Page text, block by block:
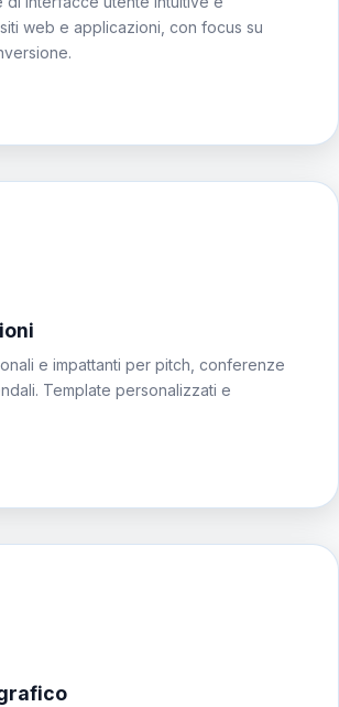
web e applicazioni, con focus su
e impattanti per pitch, conferenze
Template personalizzati e